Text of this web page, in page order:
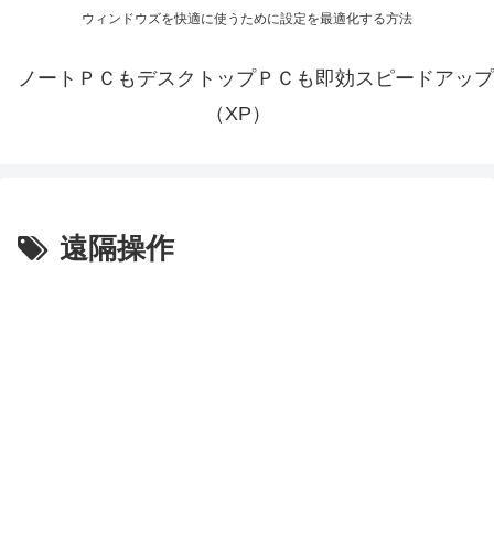
ウィンドウズを快適に使うために設定を最適化する方法
ノートＰＣもデスクトップＰＣも即効スピードアップ
（XP）
遠隔操作